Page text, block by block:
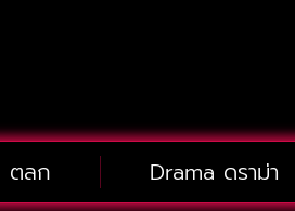
ตลก Drama ดราม่า